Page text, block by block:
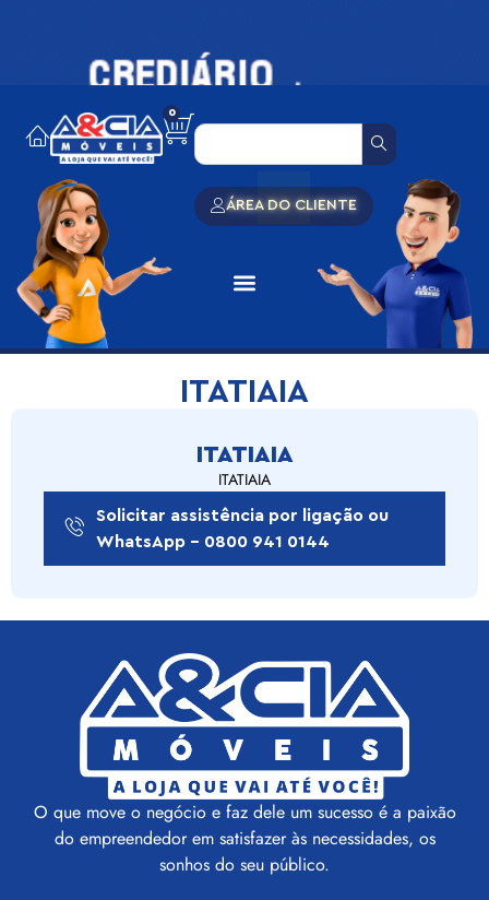
0
ÁREA DO CLIENTE
ITATIAIA
ITATIAIA
ITATIAIA
Solicitar assistência por ligação ou
WhatsApp - 0800 941 0144
O que move o negócio e faz dele um sucesso é a paixão
do empreendedor em satisfazer às necessidades, os
sonhos do seu público.